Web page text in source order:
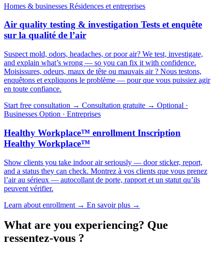
Homes & businesses Résidences et entreprises
Air quality testing & investigation Tests et enquête
sur la qualité de l’air
Suspect mold, odors, headaches, or poor air? We test, investigate,
and explain what’s wrong — so you can fix it with confidence.
Moisissures, odeurs, maux de tête ou mauvais air ? Nous testons,
enquêtons et expliquons le problème — pour que vous puissiez agir
en toute confiance.
Start free consultation → Consultation gratuite → Optional ·
Businesses Option · Entreprises
Healthy Workplace™ enrollment Inscription
Healthy Workplace™
Show clients you take indoor air seriously — door sticker, report,
and a status they can check. Montrez à vos clients que vous prenez
l’air au sérieux — autocollant de porte, rapport et un statut qu’ils
peuvent vérifier.
Learn about enrollment → En savoir plus →
What are you experiencing? Que
ressentez-vous ?